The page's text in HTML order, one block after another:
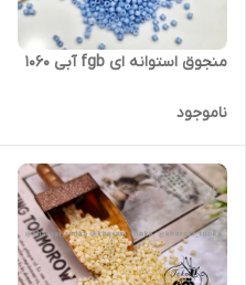
منجوق استوانه ای fgb آبی ۱۰۶۰
ناموجود